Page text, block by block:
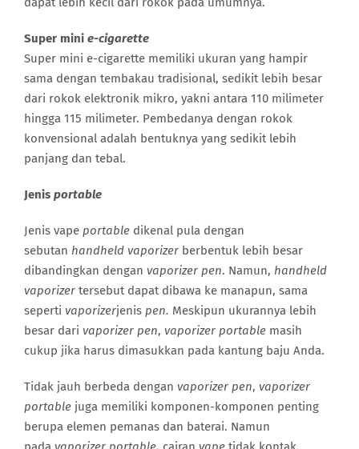
Super mini e-cigarette
Super mini e-cigarette memiliki ukuran yang hampir
sama dengan tembakau tradisional, sedikit lebih besar
dari rokok elektronik mikro, yakni antara 110 milimeter
hingga 115 milimeter. Pembedanya dengan rokok
konvensional adalah bentuknya yang sedikit lebih
panjang dan tebal.
Jenis portable
Jenis vape portable dikenal pula dengan
sebutan handheld vaporizer berbentuk lebih besar
dibandingkan dengan vaporizer pen. Namun, handheld
vaporizer tersebut dapat dibawa ke manapun, sama
seperti vaporizerjenis pen. Meskipun ukurannya lebih
besar dari vaporizer pen, vaporizer portable masih
cukup jika harus dimasukkan pada kantung baju Anda.
Tidak jauh berbeda dengan vaporizer pen, vaporizer
portable juga memiliki komponen-komponen penting
berupa elemen pemanas dan baterai. Namun